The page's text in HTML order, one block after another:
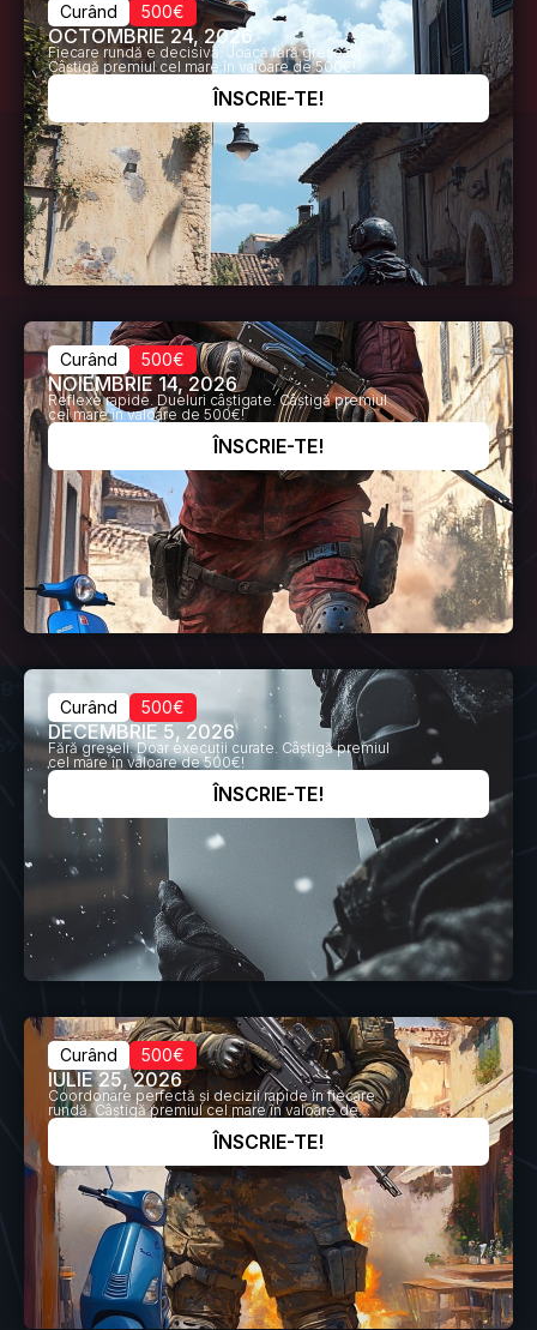
Curând 500€
OCTOMBRIE 24, 2026
Fiecare rundă e decisivă. Joacă fără greșeală.
Câștigă premiul cel mare în valoare de 500€!
ÎNSCRIE-TE!
Curând 500€
NOIEMBRIE 14, 2026
Reflexe rapide. Dueluri câștigate. Câștigă premiul
cel mare în valoare de 500€!
ÎNSCRIE-TE!
Curând 500€
DECEMBRIE 5, 2026
Fără greșeli. Doar execuții curate. Câștigă premiul
cel mare în valoare de 500€!
ÎNSCRIE-TE!
Curând 500€
IULIE 25, 2026
Coordonare perfectă și decizii rapide în fiecare
rundă. Câștigă premiul cel mare în valoare de
500€!
ÎNSCRIE-TE!